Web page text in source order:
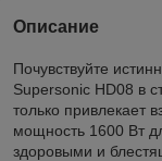
Описание
Почувствуйте
Supersonic HD08 в
только привлекает
мощность 1600 Вт
здоровыми и